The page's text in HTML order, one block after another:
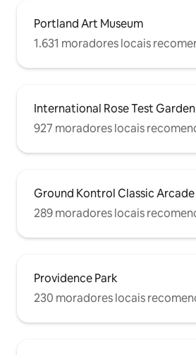
Portland Art Museum
1.631 moradores locais
International Rose Test Garden
927 moradores locais
Ground Kontrol Classic Arcade
289 moradores locais
Providence Park
230 moradores locais